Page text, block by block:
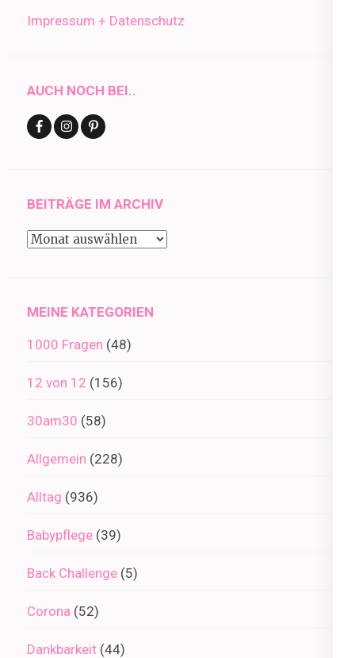
Impressum + Datenschutz
AUCH NOCH BEI..
BEITRÄGE IM ARCHIV
Beiträge
MEINE KATEGORIEN
1000 Fragen (48)
12 von 12 (156)
30am30 (58)
Allgemein (228)
Alltag (936)
Babypflege (39)
Back Challenge (5)
Corona (52)
Dankbarkeit (44)